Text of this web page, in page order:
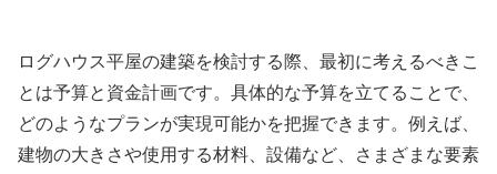
ログハウス平屋の建築を検討する際、最初に考えるべきこ
とは予算と資金計画です。具体的な予算を立てることで、
どのようなプランが実現可能かを把握できます。例えば、
建物の大きさや使用する材料、設備など、さまざまな要素